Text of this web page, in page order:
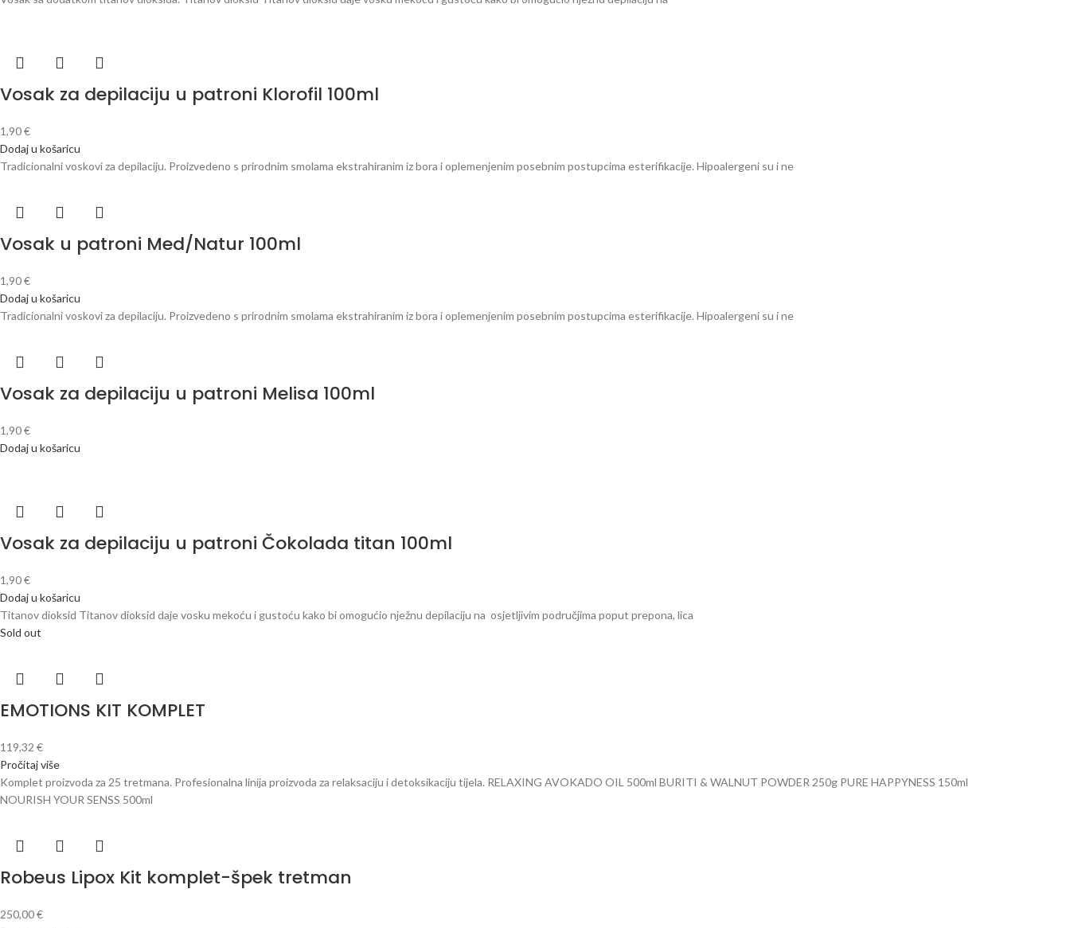
Vosak za depilaciju u patroni Klorofil 100ml
1,90€
Dodaj u košaricu
Tradicionalni voskovi za depilaciju. Proizvedeno s prirodnim smolama ekstrahiranim iz bora i oplemenjenim posebnim postupcima esterifikacije. Hipoalergeni su i ne
Vosak u patroni Med/Natur 100ml
1,90€
Dodaj u košaricu
Tradicionalni voskovi za depilaciju. Proizvedeno s prirodnim smolama ekstrahiranim iz bora i oplemenjenim posebnim postupcima esterifikacije. Hipoalergeni su i ne
Vosak za depilaciju u patroni Melisa 100ml
1,90€
Dodaj u košaricu
Vosak za depilaciju u patroni Čokolada titan 100ml
1,90€
Dodaj u košaricu
Titanov dioksid Titanov dioksid daje vosku mekoću i gustoću kako bi omogućio nježnu depilaciju na osjetljivim područjima poput prepona, lica
Sold out
EMOTIONS KIT KOMPLET
119,32 €
Pročitaj više
Komplet proizvoda za 25 tretmana. Profesionalna linija proizvoda za relaksaciju i detoksikaciju tijela. RELAXING AVOKADO OIL 500ml BURITI & WALNUT POWDER 250g PURE HAPPYNESS 150ml
NOURISH YOUR SENSS 500ml
Robeus Lipox Kit komplet-špek tretman
250,00€